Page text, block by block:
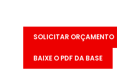
SOLICITAR ORÇAMENTO
BAIXE O PDF DA BASE